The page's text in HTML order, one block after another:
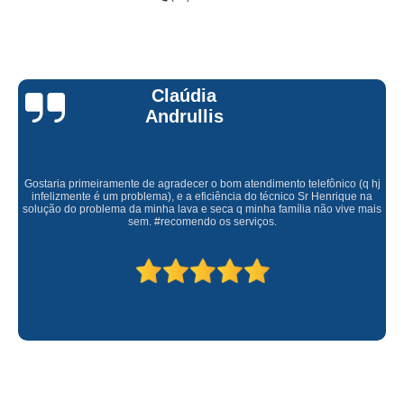
Claúdia
Andrullis
Gostaria primeiramente de agradecer o bom atendimento telefônico (q hj
infelizmente é um problema), e a eficiência do técnico Sr Henrique na
solução do problema da minha lava e seca q minha família não vive mais
sem. #recomendo os serviços.